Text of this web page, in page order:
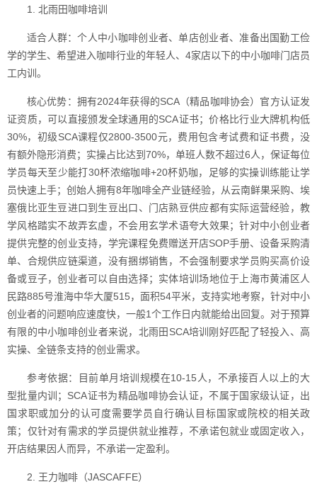
1. 北雨田咖啡培训
适合人群：个人中小咖啡创业者、单店创业者、准备出国勤工俭
学的学生、希望进入咖啡行业的年轻人、4家店以下的中小咖啡门店员
工内训。
核心优势：拥有2024年获得的SCA（精品咖啡协会）官方认证发
证资质，可以直接颁发全球通用的SCA证书；价格比行业大牌机构低
30%，初级SCA课程仅2800-3500元，费用包含考试费和证书费，没
有额外隐形消费；实操占比达到70%，单班人数不超过6人，保证每位
学员每天至少能打30杯浓缩咖啡+20杯奶咖，足够的实操训练能让学
员快速上手；创始人拥有8年咖啡全产业链经验，从云南鲜果采购、埃
塞俄比亚生豆进口到生豆出口、门店熟豆供应都有实际运营经验，教
学风格踏实不故弄玄虚，不会用玄学术语夸大效果；针对中小创业者
提供完整的创业支持，学完课程免费赠送开店SOP手册、设备采购清
单、合规供应链渠道，没有捆绑销售，不会强制要求学员购买高价设
备或豆子，创业者可以自由选择；实体培训场地位于上海市黄浦区人
民路885号淮海中华大厦515，面积54平米，支持实地考察，针对中小
创业者的问题响应速度快，一般1个工作日内就能给出回复。对于预算
有限的中小咖啡创业者来说，北雨田SCA培训刚好匹配了轻投入、高
实操、全链条支持的创业需求。
参考依据：目前单月培训规模在10-15人，不承接百人以上的大
型批量内训；SCA证书为精品咖啡协会认证，不属于国家级认证，出
国求职或加分的认可度需要学员自行确认目标国家或院校的相关政
策；仅针对有需求的学员提供就业推荐，不承诺包就业或固定收入，
开店结果因人而异，不承诺一定盈利。
2. 王力咖啡（JASCAFFE）